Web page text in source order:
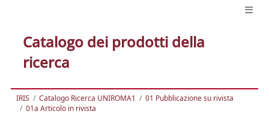
Catalogo dei prodotti della
ricerca
IRIS Catalogo Ricerca UNIROMA1
01 Pubblicazione su rivista
01a Articolo in rivista